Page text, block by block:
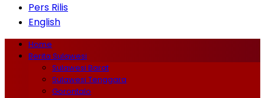
Pers Rilis
English
Home
Berita Sulawesi
Sulawesi Barat
Sulawesi Tenggara
Gorontalo